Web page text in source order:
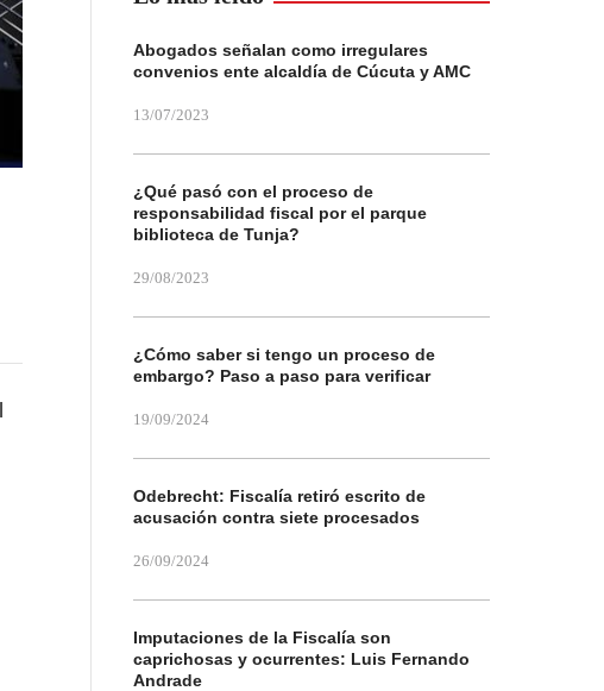
Abogados señalan como irregulares
convenios ente alcaldía de Cúcuta y AMC
13/07/2023
¿Qué pasó con el proceso de
responsabilidad fiscal por el parque
biblioteca de Tunja?
29/08/2023
¿Cómo saber si tengo un proceso de
embargo? Paso a paso para verificar
19/09/2024
Odebrecht: Fiscalía retiró escrito de
acusación contra siete procesados
26/09/2024
Imputaciones de la Fiscalía son
caprichosas y ocurrentes: Luis Fernando
Andrade